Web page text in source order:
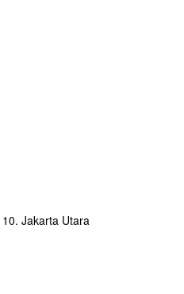
Jakarta Utara